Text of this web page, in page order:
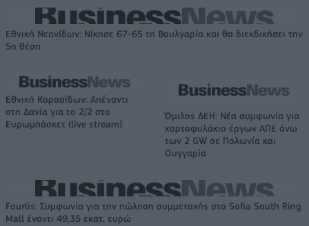
Εθνική Νεανίδων: Νίκησε 67-65 τη Βουλγαρία και θα διεκδικήσει την
5η θέση
Εθνική Κορασίδων: Απέναντι
στη Δανία για το 2/2 στο
Ευρωμπάσκετ (live stream)
Όμιλος ΔΕΗ: Νέα συμφωνία για
χαρτοφυλάκιο έργων ΑΠΕ άνω
των 2 GW σε Πολωνία και
Ουγγαρία
Fourlis: Συμφωνία για την πώληση συμμετοχής στο Sofia South Ring
Mall έναντι 49,35 εκατ. ευρώ